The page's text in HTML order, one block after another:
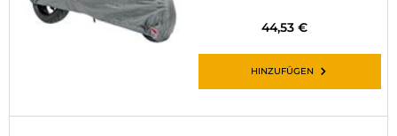
44,53 €
HINZUFÜGEN